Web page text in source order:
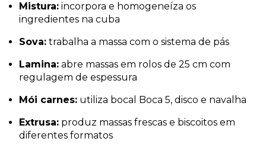
Mistura: incorpora e homogeneíza os
ingredientes na cuba
Sova: trabalha a massa com o sistema de pás
Lamina: abre massas em rolos de 25 cm com
regulagem de espessura
Mói carnes: utiliza bocal Boca 5, disco e navalha
Extrusa: produz massas frescas e biscoitos em
diferentes formatos